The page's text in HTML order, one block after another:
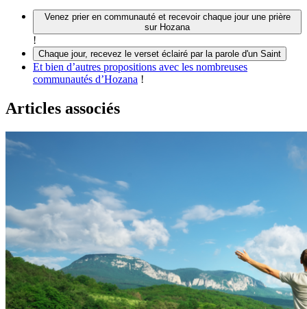
Venez prier en communauté et recevoir chaque jour une prière
sur Hozana
!
Chaque jour, recevez le verset éclairé par la parole d'un Saint
Et bien d’autres propositions avec les nombreuses
communautés d’Hozana !
Articles associés